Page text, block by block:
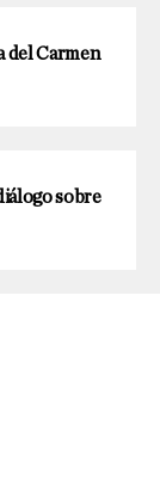
del Carmen
sobre